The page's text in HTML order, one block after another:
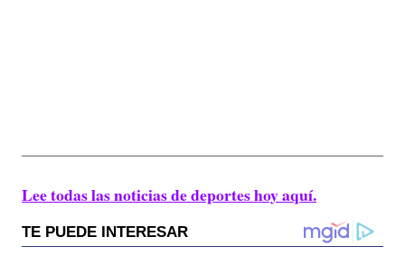
Lee todas las noticias de deportes hoy aquí.